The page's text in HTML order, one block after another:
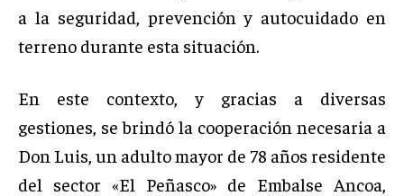
a la seguridad, prevención y autocuidado en
terreno durante esta situación.
En este contexto, y gracias a diversas
gestiones, se brindó la cooperación necesaria a
Don Luis, un adulto mayor de 78 años residente
del sector «El Peñasco» de Embalse Ancoa,